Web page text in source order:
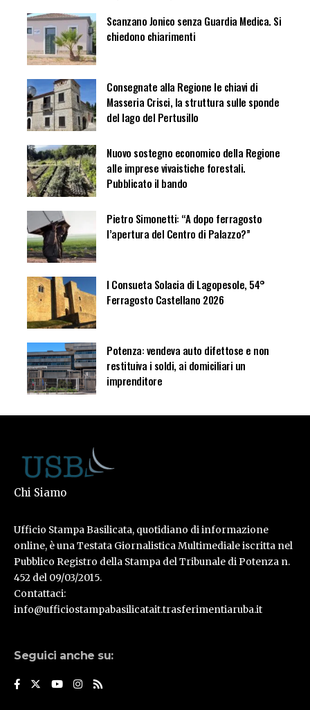
Scanzano Jonico senza Guardia Medica. Si
chiedono chiarimenti
Consegnate alla Regione le chiavi di
Masseria Crisci, la struttura sulle sponde
del lago del Pertusillo
Nuovo sostegno economico della Regione
alle imprese vivaistiche forestali.
Pubblicato il bando
Pietro Simonetti: “A dopo ferragosto
l’apertura del Centro di Palazzo?”
I Consueta Solacia di Lagopesole, 54°
Ferragosto Castellano 2026
Potenza: vendeva auto difettose e non
restituiva i soldi, ai domiciliari un
imprenditore
Chi Siamo
Ufficio Stampa Basilicata, quotidiano di informazione
online, è una Testata Giornalistica Multimediale iscritta nel
Pubblico Registro della Stampa del Tribunale di Potenza n.
452 del 09/03/2015.
Contattaci:
info@ufficiostampabasilicatait.trasferimentiaruba.it
Seguici anche su: